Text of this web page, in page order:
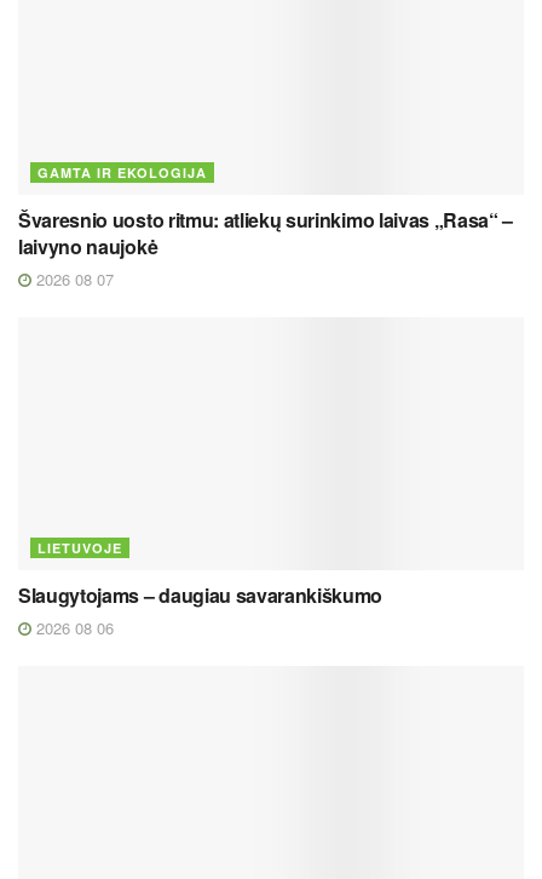
GAMTA IR EKOLOGIJA
Švaresnio uosto ritmu: atliekų surinkimo laivas „Rasa“ –
laivyno naujokė
2026 08 07
LIETUVOJE
Slaugytojams – daugiau savarankiškumo
2026 08 06